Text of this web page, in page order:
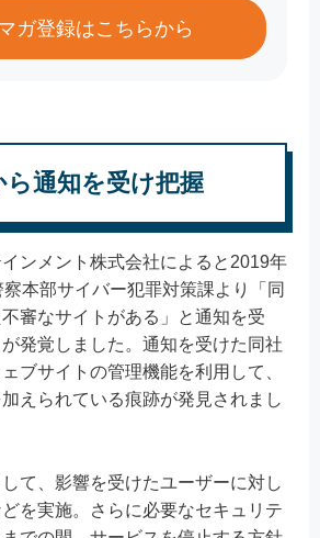
ガ登録はこちらから
ら通知を受け把握
ンメント株式会社によると2019年
本部サイバー犯罪対策課より「同
審なサイトがある」と通知を受
発覚しました。通知を受けた同社
ブサイトの管理機能を利用して、
えられている痕跡が発見されまし
て、影響を受けたユーザーに対し
を実施。さらに必要なセキュリテ